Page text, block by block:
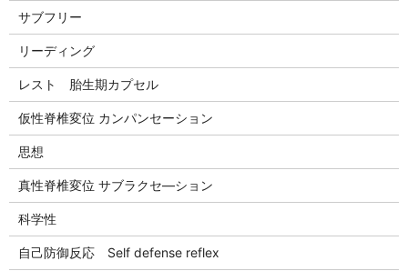
サブフリー
リーディング
レスト 胎生期カプセル
仮性脊椎変位 カンパンセーション
思想
真性脊椎変位 サブラクセ―ション
科学性
自己防御反応 Self defense reflex